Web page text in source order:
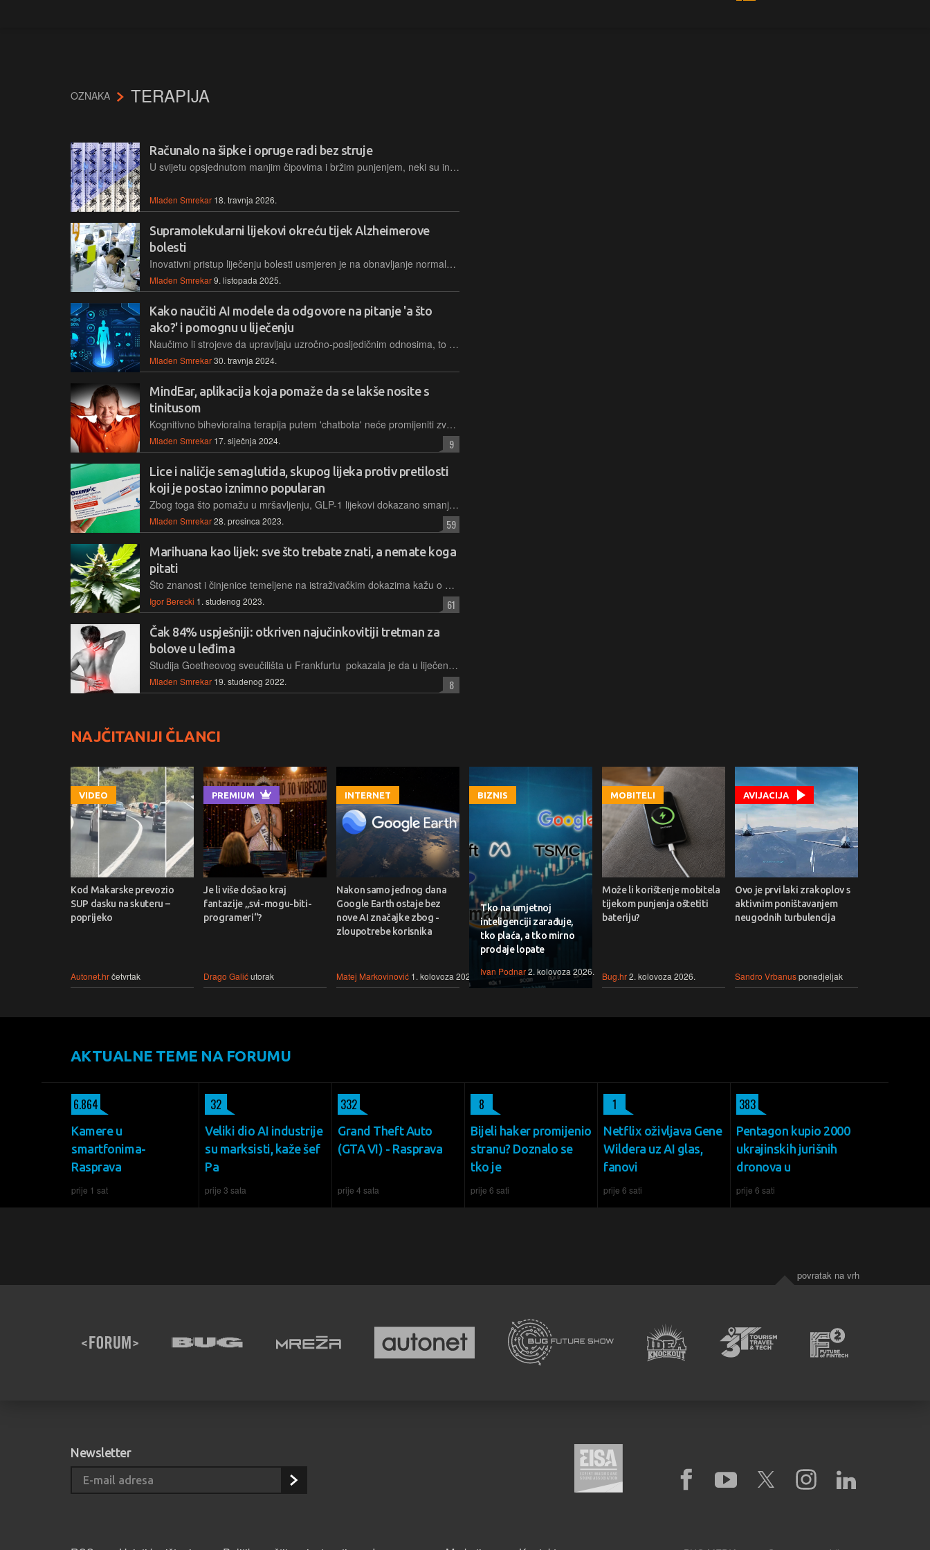
OZNAKA TERAPIJA
Računalo na šipke i opruge radi bez struje
U svijetu opsjednutom manjim čipovima i bržim punjenjem, neki su inženjeri odlučili krenuti drugim putem
Mladen Smrekar 18. travnja 2026.
Supramolekularni lijekovi okreću tijek Alzheimerove
bolesti
Inovativni pristup liječenju bolesti usmjeren je na obnavljanje normalne funkcije vaskularnog sustava i daje odlične rezultate, zasad na miševima
Mladen Smrekar9. listopada 2025.
Kako naučiti AI modele da odgovore na pitanje 'a što
ako?' i pomognu u liječenju
Naučimo li strojeve da upravljaju uzročno-posljedičnim odnosima, to bi medicinske tretmane učinilo sigurnijim, učinkovitijim i osobnijim
Mladen Smrekar30. travnja 2024.
MindEar, aplikacija koja pomaže da se lakše nosite s
tinitusom
Kognitivno bihevioralna terapija putem 'chatbota' neće promijeniti zvuk zvonjave u ušima, ali vam može pomoći da se prilagodite i naučite živjeti s njom
Mladen Smrekar 17. siječnja 2024. 9
Lice i naličje semaglutida, skupog lijeka protiv pretilosti
koji je postao iznimno popularan
Zbog toga što pomažu u mršavljenju, GLP-1 lijekovi dokazano smanjuju i simptome zatajenja srca i rizik od srčanog i moždanog udara, zbog čega ih je časopis Science proglasio "znastvenim probojem godine"
Mladen Smrekar28. prosinca 2023. 59
Marihuana kao lijek: sve što trebate znati, a nemate koga
pitati
Što znanost i činjenice temeljene na istraživačkim dokazima kažu o potencijalnoj koristi od uporabe kanabisa u svrhu liječenja ili olakšavanja simptoma nekih bolesti ili medicinskih stanja
Igor Berecki 1. studenog 2023. 61
Čak 84% uspješniji: otkriven najučinkovitiji tretman za
bolove u leđima
Studija Goetheovog sveučilišta u Frankfurtu pokazala je da u liječenju najbolje funkcionira kombinirani pristup koji uključuje i kognitivno bihevioralnu terapiju
Mladen Smrekar 19. studenog 2022. 8
NAJČITANIJI ČLANCI
VIDEO
Kod Makarske prevozio
SUP dasku na skuteru –
poprijeko
Autonet.hrčetvrtak
PREMIUM
Je li više došao kraj
fantazije „svi-mogu-biti-
programeri“?
Drago Galićutorak
INTERNET
Nakon samo jednog dana
Google Earth ostaje bez
nove AI značajke zbog -
zloupotrebe korisnika
Matej Markovinović 1. kolovoza 2026.
BIZNIS
Tko na umjetnoj
inteligenciji zarađuje,
tko plaća, a tko mirno
prodaje lopate
Ivan Podnar2. kolovoza 2026.
MOBITELI
Može li korištenje mobitela
tijekom punjenja oštetiti
bateriju?
Bug.hr2. kolovoza 2026.
AVIJACIJA
Ovo je prvi laki zrakoplov s
aktivnim poništavanjem
neugodnih turbulencija
Sandro Vrbanusponedjeljak
AKTUALNE TEME NA FORUMU
Kamere u
smartfonima-
Rasprava
prije 1 sat
6.864
Veliki dio AI industrije
su marksisti, kaže šef
Pa
prije 3 sata
32
Grand Theft Auto
(GTA VI) - Rasprava
prije 4 sata
332
Bijeli haker promijenio
stranu? Doznalo se
tko je
prije 6 sati
8
Netflix oživljava Gene
Wildera uz AI glas,
fanovi
prije 6 sati
1
Pentagon kupio 2000
ukrajinskih jurišnih
dronova u
prije 6 sati
383
povratak na vrh
Newsletter